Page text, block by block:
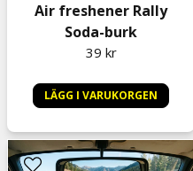
Air freshener Rally
Soda-burk
39 kr
LÄGG I VARUKORGEN